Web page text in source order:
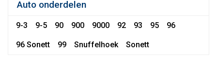
Auto onderdelen
9-3 9-5 90 900 9000 92 93 95 96
96 Sonett 99 Snuffelhoek Sonett